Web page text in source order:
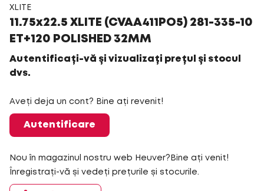
XLITE
11.75x22.5 XLITE (CVAA411PO5) 281-335-10
ET+120 POLISHED 32MM
Autentificați-vă și vizualizați prețul și stocul
dvs.
Aveți deja un cont? Bine ați revenit!
Autentificare
Nou în magazinul nostru web Heuver?Bine ați venit!
Înregistrați-vă și vedeți prețurile și stocurile.